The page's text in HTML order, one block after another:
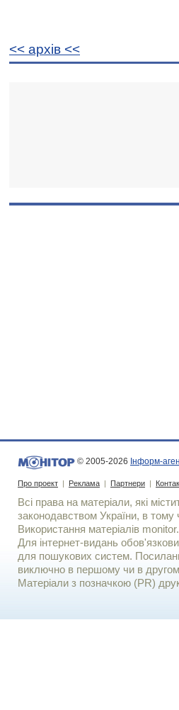
<< архiв <<
© 2005-2026 Інформ-
Про проект | Реклама | Партнери |
Всі права на матеріали, які
законодавством України, в тому
Використання матерiалiв
Для iнтернет-видань
для пошукових систем.
виключно в першому чи в
Матеріали з позначкою (PR)